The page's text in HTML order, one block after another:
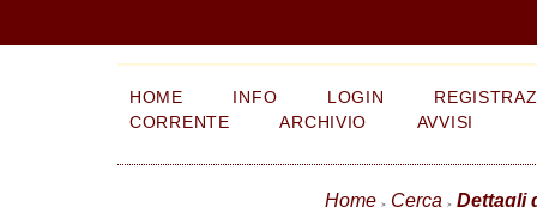
HOME INFO LOGIN
CORRENTE
ARCHIVIO AVVISI
Home > Cerca > Dettagli